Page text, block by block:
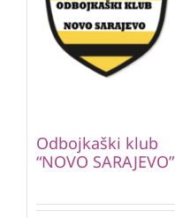
Odbojkaški klub
“NOVO SARAJEVO”